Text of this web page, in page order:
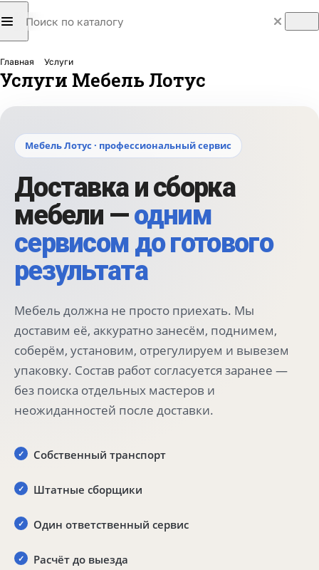
Главная Услуги
Услуги Мебель Лотус
Мебель Лотус · профессиональный сервис
Доставка и сборка
мебели —одним
сервисом до готового
результата
Мебель должна не просто приехать. Мы
доставим её, аккуратно занесём, поднимем,
соберём, установим, отрегулируем и вывезем
упаковку. Состав работ согласуется заранее —
без поиска отдельных мастеров и
неожиданностей после доставки.
Собственный транспорт
Штатные сборщики
Один ответственный сервис
Расчёт до выезда